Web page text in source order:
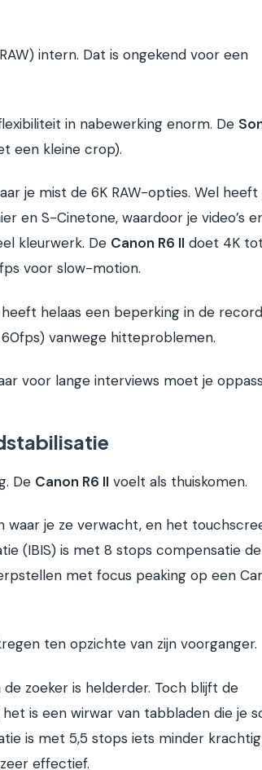
intern. Dat is ongekend voor een
in nabewerking enorm. De
een kleine crop).
je mist de 6K RAW-opties. Wel heeft
en S-Cinetone, waardoor je video’s er
kleurwerk. De Canon R6 II doet 4K tot
voor slow-motion.
helaas een beperking in de
vanwege hitteproblemen.
voor lange interviews moet je
De Canon R6 II voelt als thuiskomen.
waar je ze verwacht, en het
(IBIS) is met 8 stops compensatie de
met focus peaking op een
ten opzichte van zijn voorganger.
zoeker is helderder. Toch blijft de
is een wirwar van tabbladen die je
is met 5,5 stops iets minder
effectief.